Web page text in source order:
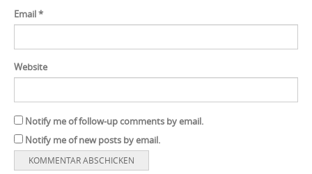
Email*
Website
Notify me of follow-up comments by email.
Notify me of new posts by email.